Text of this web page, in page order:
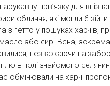
пов’язку для
обличчя, які могли б зійти
з ґетто у пошуках харчів,
масло або сир. Вона,
незважаючи на
в полі знайомого
обмінювали на харчі